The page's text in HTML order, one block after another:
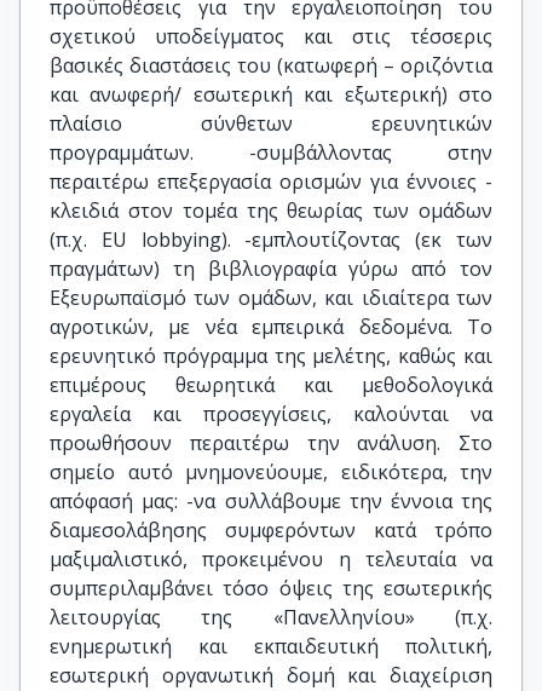
προϋποθέσεις για την εργαλειοποίηση του
σχετικού υποδείγματος και στις τέσσερις
βασικές διαστάσεις του (κατωφερή – οριζόντια
και ανωφερή/ εσωτερική και εξωτερική) στο
πλαίσιο σύνθετων ερευνητικών
προγραμμάτων. -συμβάλλοντας στην
περαιτέρω επεξεργασία ορισμών για έννοιες -
κλειδιά στον τομέα της θεωρίας των ομάδων
(π.χ. EU lobbying). -εμπλουτίζοντας (εκ των
πραγμάτων) τη βιβλιογραφία γύρω από τον
Εξευρωπαϊσμό των ομάδων, και ιδιαίτερα των
αγροτικών, με νέα εμπειρικά δεδομένα. Το
ερευνητικό πρόγραμμα της μελέτης, καθώς και
επιμέρους θεωρητικά και μεθοδολογικά
εργαλεία και προσεγγίσεις, καλούνται να
προωθήσουν περαιτέρω την ανάλυση. Στο
σημείο αυτό μνημονεύουμε, ειδικότερα, την
απόφασή μας: -να συλλάβουμε την έννοια της
διαμεσολάβησης συμφερόντων κατά τρόπο
μαξιμαλιστικό, προκειμένου η τελευταία να
συμπεριλαμβάνει τόσο όψεις της εσωτερικής
λειτουργίας της «Πανελληνίου» (π.χ.
ενημερωτική και εκπαιδευτική πολιτική,
εσωτερική οργανωτική δομή και διαχείριση